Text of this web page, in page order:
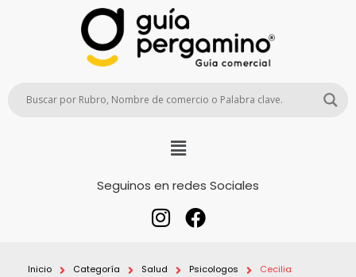
Seguinos en redes Sociales
Inicio Categoría Salud Psicologos
Cecilia